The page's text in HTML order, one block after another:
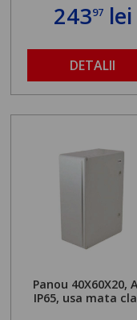
24397lei
DETALII
Panou 40X60X20,
IP65, usa mata